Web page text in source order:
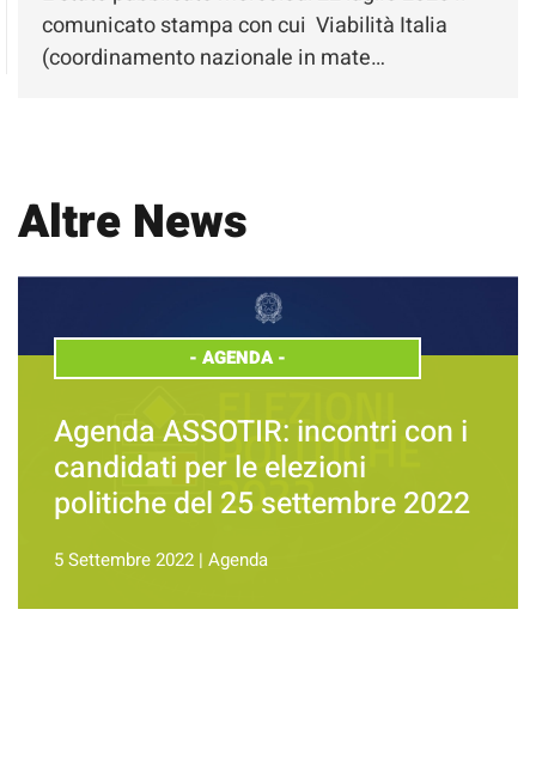
comunicato stampa con cui Viabilità Italia
(coordinamento nazionale in mate…
Altre News
- AGENDA-
Agenda ASSOTIR: incontri con i
candidati per le elezioni
politiche del 25 settembre 2022
5 Settembre 2022 | Agenda